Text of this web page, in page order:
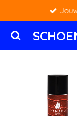
naar
de